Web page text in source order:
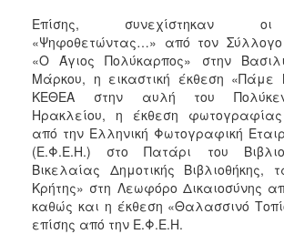
Επίσης, συνεχίστηκαν οι
«Ψηφοθετώντας…» από τον
«Ο Άγιος Πολύκαρπος» στην
Μάρκου, η εικαστική έκθεση
ΚΕΘΕΑ στην αυλή του
Ηρακλείου, η έκθεση φωτογραφίας
από την Ελληνική Φωτογραφική
(Ε.Φ.Ε.Η.) στο Πατάρι του
Βικελαίας Δημοτικής Βιβλιοθήκης,
Κρήτης» στη Λεωφόρο Δικαιοσύνης
καθώς και η έκθεση «Θαλασσινό
επίσης από την Ε.Φ.Ε.Η.